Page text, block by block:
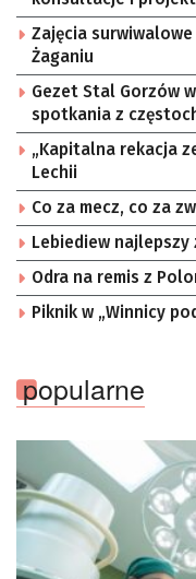
Zajęcia
Żaganiu
Gezet Stal Gorzów
spotkania z
„Kapitalna rekacja
Lechii
Co za mecz, co za
Lebiediew
Odra na remis z
Piknik w „Winnicy
popularne